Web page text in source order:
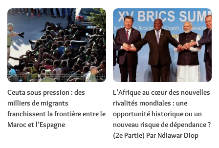
Ceuta sous pression : des
milliers de migrants
franchissent la frontière entre le
Maroc et l’Espagne
L’Afrique au cœur des nouvelles
rivalités mondiales : une
opportunité historique ou un
nouveau risque de dépendance ?
(2e Partie) Par Ndiawar Diop